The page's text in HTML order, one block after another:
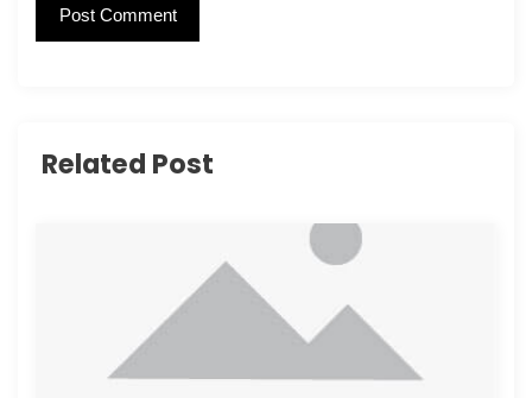
Related Post